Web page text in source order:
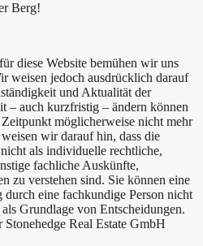
Berg!
diese Website bemühen wir uns
weisen jedoch ausdrücklich darauf
und Aktualität der
– auch kurzfristig – ändern können
möglicherweise nicht mehr
wir darauf hin, dass die
als individuelle rechtliche,
fachliche Auskünfte,
zu verstehen sind. Sie können eine
eine fachkundige Person nicht
Grundlage von Entscheidungen.
Real Estate GmbH